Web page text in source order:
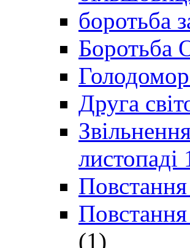
боротьба
Боротьба
Друга
листопаді
Повстання
(1)